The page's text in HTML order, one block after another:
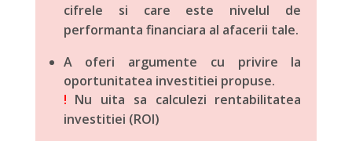
cifrele si care este nivelul de
performanta financiara al afacerii tale.
A oferi argumente cu privire la
oportunitatea investitiei propuse.
! Nu uita sa calculezi rentabilitatea
investitiei (ROI)